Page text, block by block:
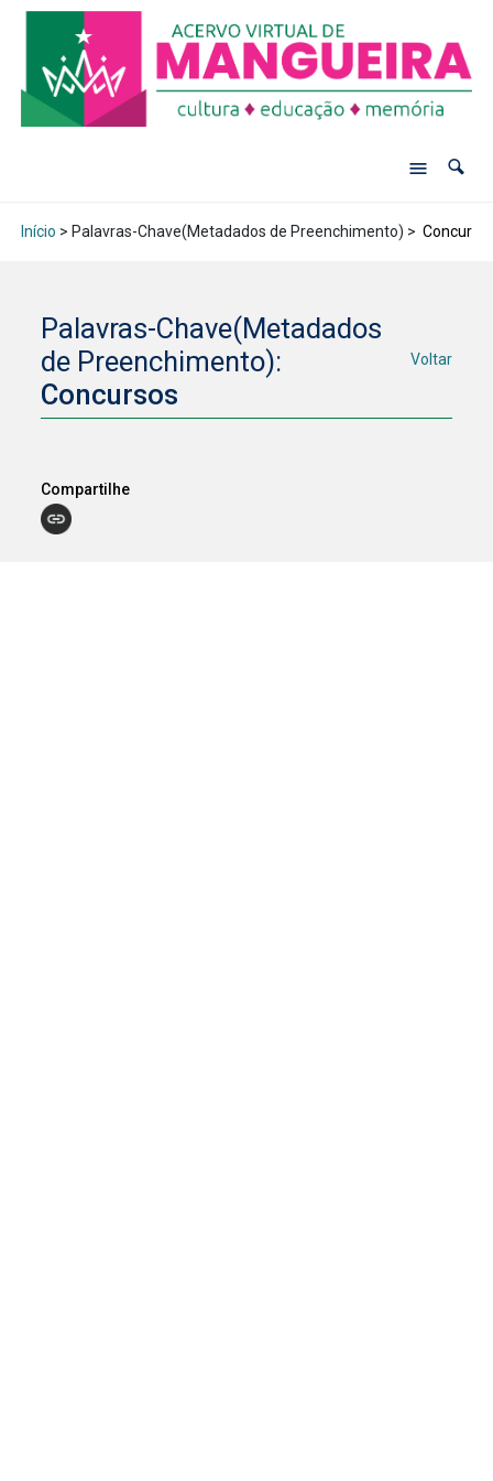
Início > Palavras-Chave(Metadados de Preenchimento) >
Palavras-Chave(Metadados
de Preenchimento):
Concursos
Voltar
Compartilhe